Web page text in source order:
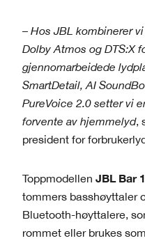
– Hos JBL kombinerer
Dolby Atmos og DTS:X
gjennomarbeidede
SmartDetail, AI
PureVoice 2.0 setter vi
forvente av hjemmelyd,
president for
Toppmodellen JBL Bar
tommers basshøyttaler
Bluetooth-høyttalere,
rommet eller brukes